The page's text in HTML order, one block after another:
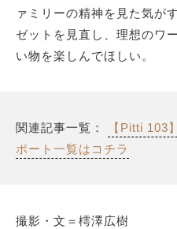
ァミリーの精神を見た気が
ゼットを見直し、理想のワ
い物を楽しんでほしい。
関連記事一覧：
【Pitti 103
ポート一覧はコチラ
撮影・文＝樗澤広樹